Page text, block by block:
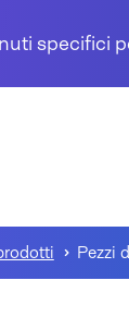
specifici
Pezzi